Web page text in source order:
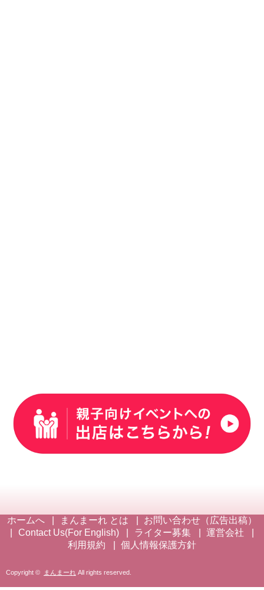
ホームへ まんまーれ とは
お問い合わせ（広告出稿）
Contact Us(For English)
ライター募集
運営会社
利用規約
個人情報保護方針
Copyright © まんまーれ All rights reserved.